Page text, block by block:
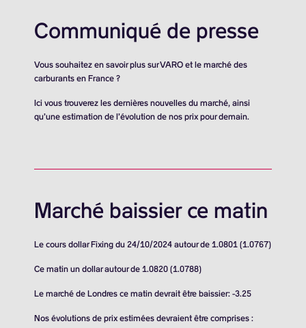
Communiqué de presse
Vous souhaitez en savoir plus sur VARO et le marché des
carburants en France ?
Ici vous trouverez les dernières nouvelles du marché, ainsi
qu’une estimation de l’évolution de nos prix pour demain.
Marché baissier ce matin
Le cours dollar Fixing du 24/10/2024 autour de 1.0801 (1.0767)
Ce matin un dollar autour de 1.0820 (1.0788)
Le marché de Londres ce matin devrait être baissier: -3.25
Nos évolutions de prix estimées devraient être comprises :